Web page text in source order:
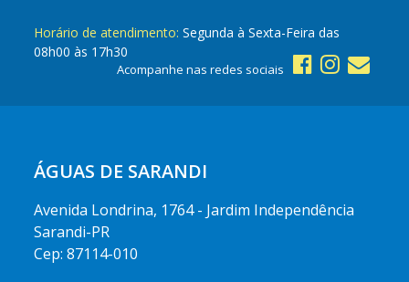
Horário de atendimento: Segunda à Sexta-Feira das
08h00 às 17h30
Acompanhe nas redes sociais
ÁGUAS DE SARANDI
Avenida Londrina, 1764 - Jardim Independência
Sarandi-PR
Cep: 87114-010